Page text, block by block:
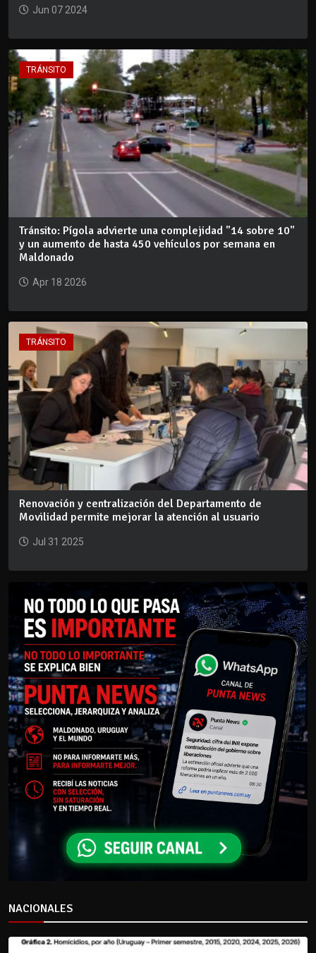
Jun 07 2024
TRÁNSITO
Tránsito: Pígola advierte una complejidad "14 sobre 10"
y un aumento de hasta 450 vehículos por semana en
Maldonado
Apr 18 2026
TRÁNSITO
Renovación y centralización del Departamento de
Movilidad permite mejorar la atención al usuario
Jul 31 2025
NACIONALES